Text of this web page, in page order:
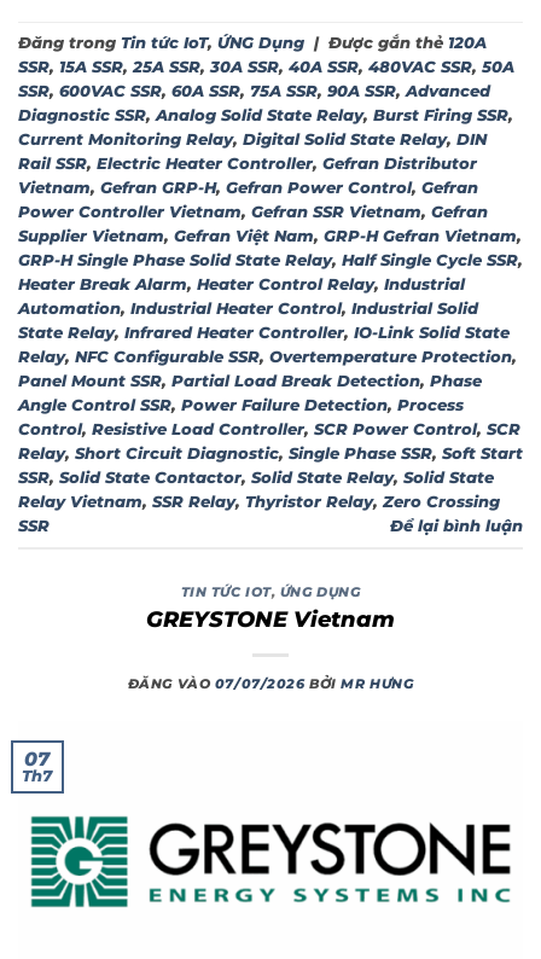
Đăng trong Tin tức IoT, ỨNG Dụng | Được gắn thẻ 120A
SSR, 15A SSR, 25A SSR,30A SSR, 40A SSR, 480VAC SSR, 50A
SSR, 600VAC SSR, 60A SSR, 75A SSR, 90A SSR, Advanced
Diagnostic SSR, Analog Solid State Relay, Burst Firing SSR,
Current Monitoring Relay, Digital Solid State Relay, DIN
Rail SSR, Electric Heater Controller, Gefran Distributor
Vietnam, Gefran GRP-H, Gefran Power Control, Gefran
Power Controller Vietnam, Gefran SSR Vietnam, Gefran
Supplier Vietnam, Gefran Việt Nam, GRP-H Gefran Vietnam,
GRP-H Single Phase Solid State Relay, Half Single Cycle SSR,
Heater Break Alarm, Heater Control Relay, Industrial
Automation, Industrial Heater Control, Industrial Solid
State Relay, Infrared Heater Controller, IO-Link Solid State
Relay, NFC Configurable SSR, Overtemperature Protection,
Panel Mount SSR, Partial Load Break Detection, Phase
Angle Control SSR, Power Failure Detection, Process
Control, Resistive Load Controller, SCR Power Control, SCR
Relay, Short Circuit Diagnostic, Single Phase SSR, Soft Start
SSR, Solid State Contactor, Solid State Relay, Solid State
Relay Vietnam, SSR Relay, Thyristor Relay, Zero Crossing
SSR
Để lại bình luận
TIN TỨC IOT, ỨNG DỤNG
GREYSTONE Vietnam
ĐĂNG VÀO 07/07/2026 BỞIMR HƯNG
07
Th7